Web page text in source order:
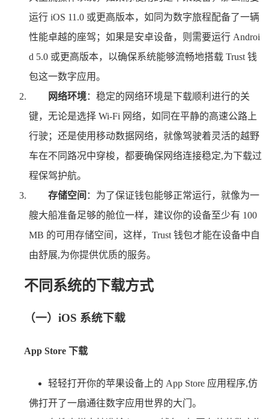
运行 iOS 11.0 或更高版本，如同为数字旅程配备了一辆
性能卓越的座驾；如果是安卓设备，则需要运行 Androi
d 5.0 或更高版本，以确保系统能够流畅地搭载 Trust 钱
包这一数字应用。
网络环境：稳定的网络环境是下载顺利进行的关
键，无论是选择 Wi-Fi 网络，如同在平静的高速公路上
行驶；还是使用移动数据网络，就像驾驶着灵活的越野
车在不同路况中穿梭，都要确保网络连接稳定,为下载过
程保驾护航。
存储空间 ：为了保证钱包能够正常运行，就像为一
艘大船准备足够的舱位一样，建议你的设备至少有 100
MB 的可用存储空间，这样，Trust 钱包才能在设备中自
由舒展,为你提供优质的服务。
不同系统的下载方式
（一）iOS 系统下载
App Store 下载
轻轻打开你的苹果设备上的 App Store 应用程序,仿
佛打开了一扇通往数字应用世界的大门。